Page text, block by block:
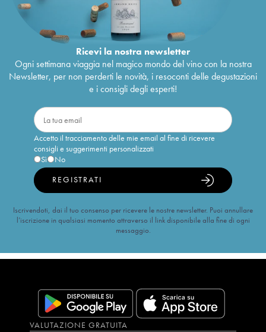
Ricevi la nostra newsletter
Ogni settimana viaggia nel magico mondo del vino con la nostra
Newsletter, per non perderti le novità, i resoconti delle degustazioni
e i consigli degli esperti!
Accetto il tracciamento delle mie email al fine di ricevere
consigli e suggerimenti personalizzati
Sì
No
REGISTRATI
Iscrivendoti, dai il tuo consenso per ricevere le nostre newsletter. Puoi annullare
l’iscrizione in qualsiasi momento attraverso il link disponibile alla fine di ogni
messaggio.
VALUTAZIONE GRATUITA